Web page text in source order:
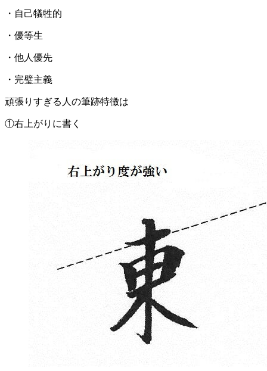
・自己犠牲的
・優等生
・他人優先
・完璧主義
頑張りすぎる人の筆跡特徴は
①右上がりに書く